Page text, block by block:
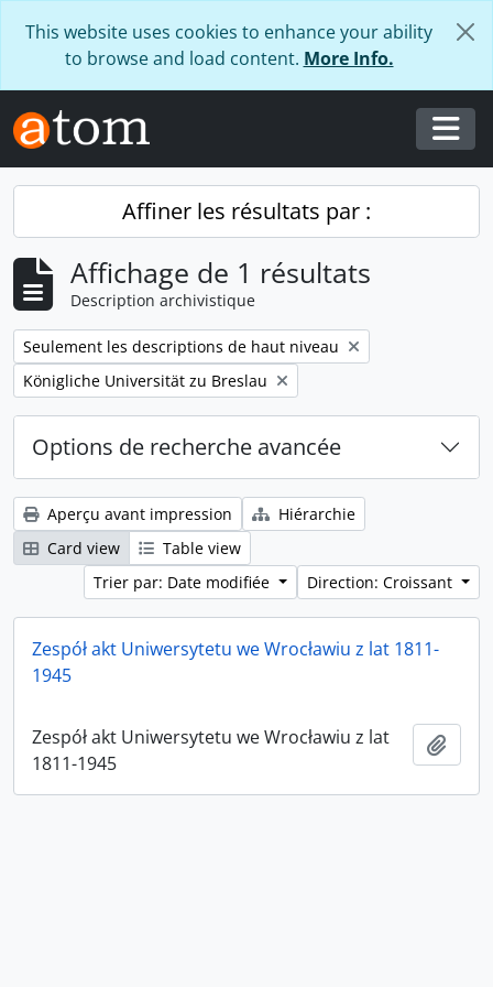
This website uses cookies to enhance your ability
to browse and load content. More Info.
Affiner les résultats par :
Affichage de 1 résultats
Description archivistique
Remove filter:
Seulement les descriptions de haut niveau
Remove filter:
Königliche Universität zu Breslau
Options de recherche avancée
Aperçu avant impression
Hiérarchie
Card view
Table view
Trier par: Date modifiée
Direction: Croissant
Zespół akt Uniwersytetu we Wrocławiu z lat 1811-
1945
Zespół akt Uniwersytetu we Wrocławiu z lat
1811-1945